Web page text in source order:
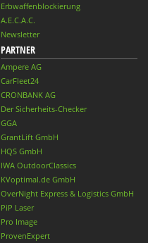
Erbwaffenblockierung
A.E.C.A.C.
Newsletter
PARTNER
Ampere AG
CarFleet24
CRONBANK AG
Der Sicherheits-Checker
GGA
GrantLift GmbH
HQS GmbH
IWA OutdoorClassics
KVoptimal.de GmbH
OverNight Express & Logistics GmbH
PiP Laser
Pro Image
ProvenExpert